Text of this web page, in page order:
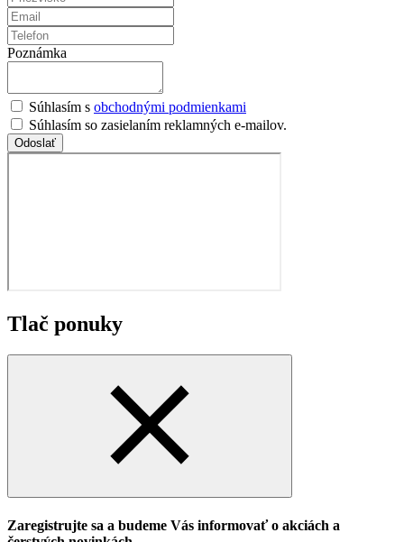
Poznámka
Súhlasím s obchodnými podmienkami
Súhlasím so zasielaním reklamných e-mailov.
Odoslať
Tlač ponuky
Zaregistrujte sa a budeme Vás informovať o akciách a